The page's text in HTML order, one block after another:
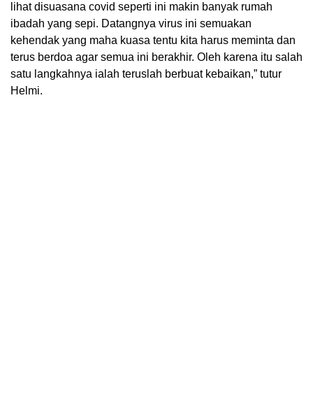
lihat disuasana covid seperti ini makin banyak rumah
ibadah yang sepi. Datangnya virus ini semuakan
kehendak yang maha kuasa tentu kita harus meminta dan
terus berdoa agar semua ini berakhir. Oleh karena itu salah
satu langkahnya ialah teruslah berbuat kebaikan,” tutur
Helmi.